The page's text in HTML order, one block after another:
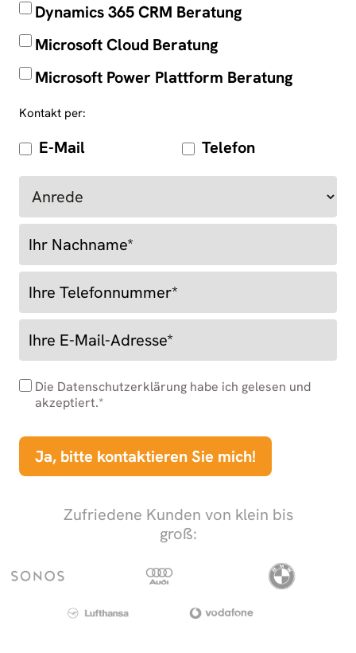
Erstberatung
LP
Dynamics 365 CRM Beratung
Microsoft Cloud Beratung
Microsoft Power Plattform Beratung
Kontakt per:
E-Mail Telefon
Die Datenschutzerklärung habe ich gelesen und
akzeptiert.*
Ja, bitte kontaktieren Sie mich!
Zufriedene Kunden von klein bis
groß: